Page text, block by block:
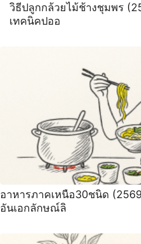
วิธีปลูกกล้วยไม้ช้างชุมพร
เทคนิคปออ
อาหารภาคเหนือ30ชนิด
อันเอกลักษณ์ลิ